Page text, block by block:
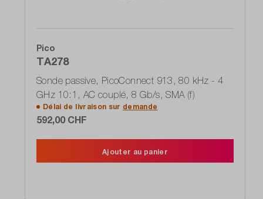
Pico
TA278
Sonde passive, PicoConnect 913, 80 kHz - 4
GHz 10:1, AC couplé, 8 Gb/s, SMA (f)
Délai de livraison sur demande
592,00 CHF
Ajouter au panier